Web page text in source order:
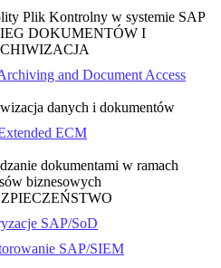
Plik Kontrolny w systemie SAP
DOKUMENTÓW I
and Document Access
danych i dokumentów
ECM
dokumentami w ramach
biznesowych
SAP/SoD
SAP/SIEM